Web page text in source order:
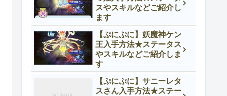
スやスキルなどご紹介し
ます
【ぷにぷに】妖魔神ケン
王入手方法★ステータス
やスキルなどご紹介しま
す
【ぷにぷに】サニーレタ
スさん入手方法★ステー